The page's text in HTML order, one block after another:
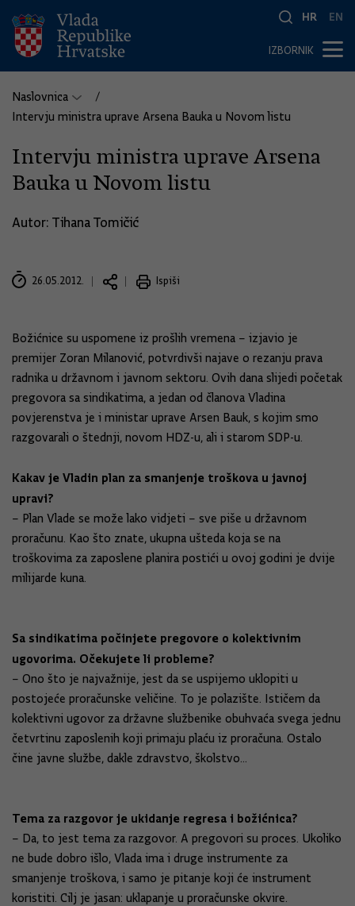
HR EN
IZBORNIK
Naslovnica
Intervju ministra uprave Arsena Bauka u Novom listu
Intervju ministra uprave Arsena
Bauka u Novom listu
Autor: Tihana Tomičić
26.05.2012. Ispiši
Božićnice su uspomene iz prošlih vremena – izjavio je
premijer Zoran Milanović, potvrdivši najave o rezanju prava
radnika u državnom i javnom sektoru. Ovih dana slijedi početak
pregovora sa sindikatima, a jedan od članova Vladina
povjerenstva je i ministar uprave Arsen Bauk, s kojim smo
razgovarali o štednji, novom HDZ-u, ali i starom SDP-u.
Kakav je Vladin plan za smanjenje troškova u javnoj
upravi?
– Plan Vlade se može lako vidjeti – sve piše u državnom
proračunu. Kao što znate, ukupna ušteda koja se na
troškovima za zaposlene planira postići u ovoj godini je dvije
milijarde kuna.
Sa sindikatima počinjete pregovore o kolektivnim
ugovorima. Očekujete li probleme?
– Ono što je najvažnije, jest da se uspijemo uklopiti u
postojeće proračunske veličine. To je polazište. Ističem da
kolektivni ugovor za državne službenike obuhvaća svega jednu
četvrtinu zaposlenih koji primaju plaću iz proračuna. Ostalo
čine javne službe, dakle zdravstvo, školstvo...
Tema za razgovor je ukidanje regresa i božićnica?
– Da, to jest tema za razgovor. A pregovori su proces. Ukoliko
ne bude dobro išlo, Vlada ima i druge instrumente za
smanjenje troškova, i samo je pitanje koji će instrument
koristiti. Cilj je jasan: uklapanje u proračunske okvire.